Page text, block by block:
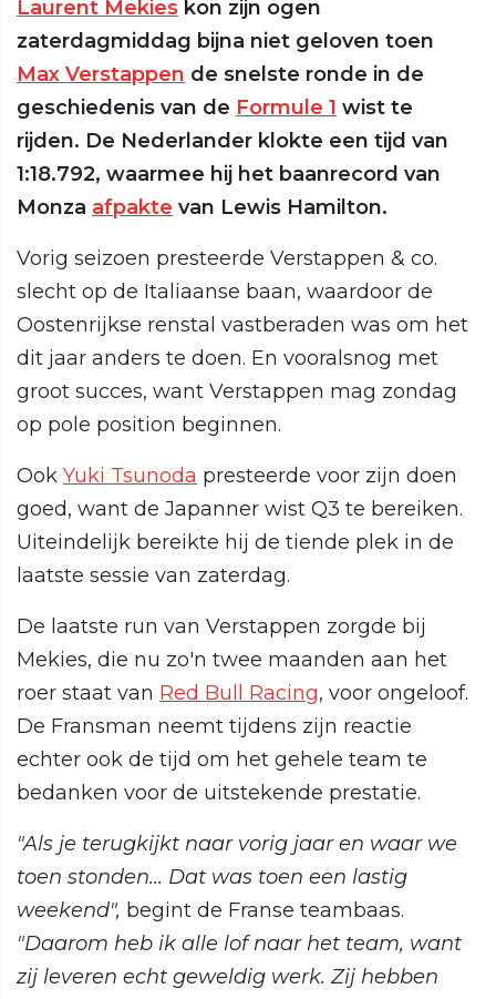
Laurent Mekies kon zijn ogen
zaterdagmiddag bijna niet geloven toen
Max Verstappen de snelste ronde in de
geschiedenis van de Formule 1 wist te
rijden. De Nederlander klokte een tijd van
1:18.792, waarmee hij het baanrecord van
Monza afpakte van Lewis Hamilton.
Vorig seizoen presteerde Verstappen & co.
slecht op de Italiaanse baan, waardoor de
Oostenrijkse renstal vastberaden was om het
dit jaar anders te doen. En vooralsnog met
groot succes, want Verstappen mag zondag
op pole position beginnen.
Ook Yuki Tsunoda presteerde voor zijn doen
goed, want de Japanner wist Q3 te bereiken.
Uiteindelijk bereikte hij de tiende plek in de
laatste sessie van zaterdag.
De laatste run van Verstappen zorgde bij
Mekies, die nu zo'n twee maanden aan het
roer staat van Red Bull Racing, voor ongeloof.
De Fransman neemt tijdens zijn reactie
echter ook de tijd om het gehele team te
bedanken voor de uitstekende prestatie.
"Als je terugkijkt naar vorig jaar en waar we
toen stonden... Dat was toen een lastig
weekend", begint de Franse teambaas.
"Daarom heb ik alle lof naar het team, want
zij leveren echt geweldig werk. Zij hebben